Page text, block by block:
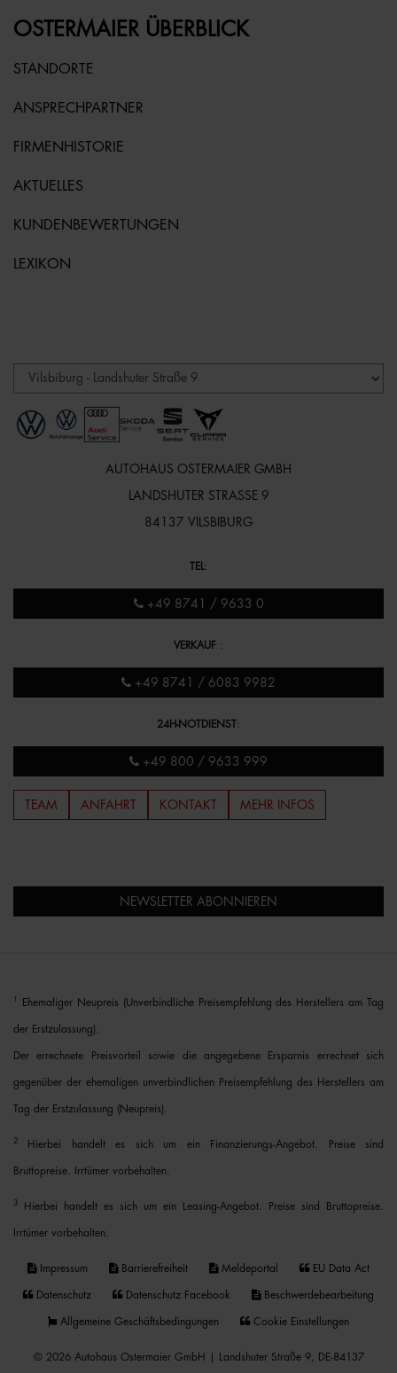
OSTERMAIER ÜBERBLICK
STANDORTE
ANSPRECHPARTNER
FIRMENHISTORIE
AKTUELLES
KUNDENBEWERTUNGEN
LEXIKON
AUTOHAUS OSTERMAIER GMBH
LANDSHUTER STRASSE 9
84137 VILSBIBURG
TEL :
+49 8741 / 9633 0
VERKAUF :
+49 8741 / 6083 9982
24H-NOTDIENST:
+49 800 / 9633 999
TEAM ANFAHRT KONTAKT MEHR INFOS
NEWSLETTER ABONNIEREN
Ehemaliger Neupreis (Unverbindliche Preisempfehlung des Herstellers am Tag
der Erstzulassung).
Der errechnete Preisvorteil sowie die angegebene Ersparnis errechnet sich
gegenüber der ehemaligen unverbindlichen Preisempfehlung des Herstellers am
Tag der Erstzulassung (Neupreis).
2 Hierbei handelt es sich um ein Finanzierungs-Angebot. Preise sind
Bruttopreise. Irrtümer vorbehalten.
3 Hierbei handelt es sich um ein Leasing-Angebot. Preise sind Bruttopreise.
Irrtümer vorbehalten.
Impressum Barrierefreiheit Meldeportal EU Data Act
Datenschutz Datenschutz Facebook Beschwerdebearbeitung
Allgemeine Geschäftsbedingungen Cookie Einstellungen
© 2026 Autohaus Ostermaier GmbH | Landshuter Straße 9, DE-84137